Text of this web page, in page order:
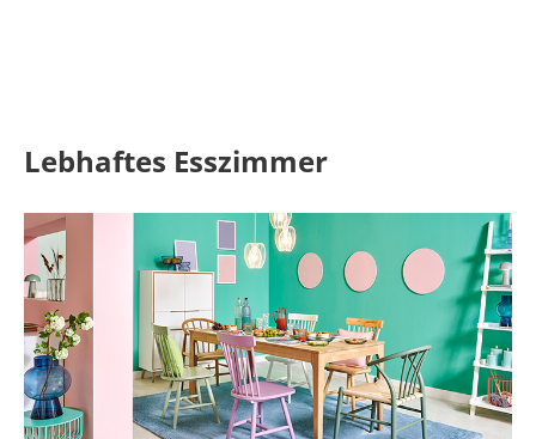
Lebhaftes Esszimmer